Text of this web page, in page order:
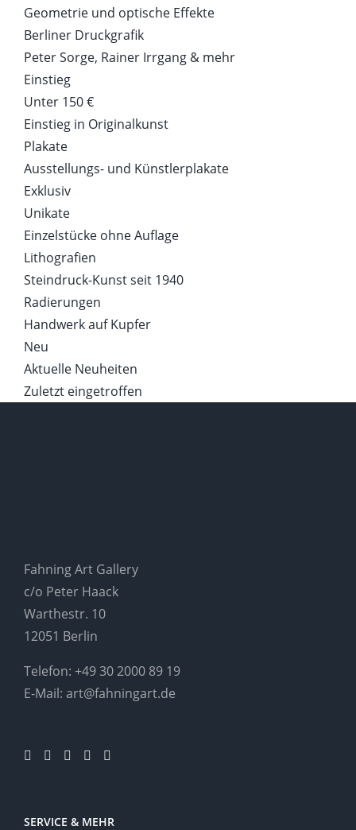
Geometrie und optische Effekte
Berliner Druckgrafik
Peter Sorge, Rainer Irrgang & mehr
Einstieg
Unter 150 €
Einstieg in Originalkunst
Plakate
Ausstellungs- und Künstlerplakate
Exklusiv
Unikate
Einzelstücke ohne Auflage
Lithografien
Steindruck-Kunst seit 1940
Radierungen
Handwerk auf Kupfer
Neu
Aktuelle Neuheiten
Zuletzt eingetroffen
Fahning Art Gallery
c/o Peter Haack
Warthestr. 10
12051 Berlin
Telefon: +49 30 2000 89 19
E-Mail: art@fahningart.de
SERVICE & MEHR